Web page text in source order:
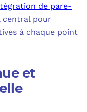
de pare-
central pour
à chaque point
et